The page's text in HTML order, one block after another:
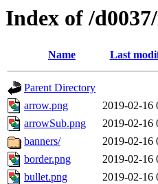
Index of /
Name Last
Parent Directory
arrow.png
2019-02-16
arrowSub.png
2019-02-16
banners/
2019-02-16
border.png
2019-02-16
bullet.png
2019-02-16